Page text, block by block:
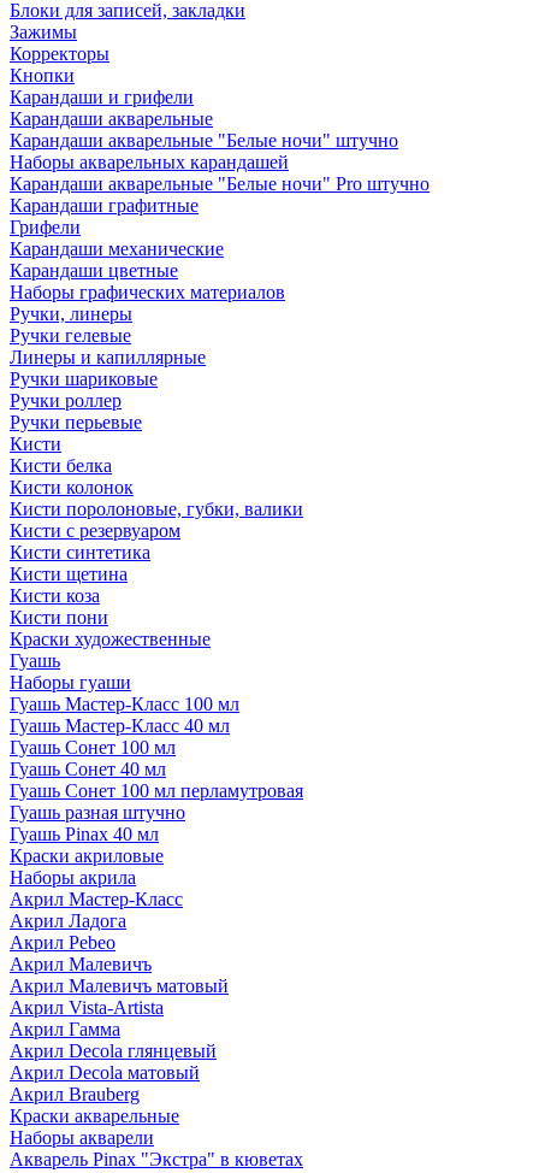
Блоки для записей, закладки
Зажимы
Корректоры
Кнопки
Карандаши и грифели
Карандаши акварельные
Карандаши акварельные "Белые ночи" штучно
Наборы акварельных карандашей
Карандаши акварельные "Белые ночи" Pro штучно
Карандаши графитные
Грифели
Карандаши механические
Карандаши цветные
Наборы графических материалов
Ручки, линеры
Ручки гелевые
Линеры и капиллярные
Ручки шариковые
Ручки роллер
Ручки перьевые
Кисти
Кисти белка
Кисти колонок
Кисти поролоновые, губки, валики
Кисти с резервуаром
Кисти синтетика
Кисти щетина
Кисти коза
Кисти пони
Краски художественные
Гуашь
Наборы гуаши
Гуашь Мастер-Класс 100 мл
Гуашь Мастер-Класс 40 мл
Гуашь Сонет 100 мл
Гуашь Сонет 40 мл
Гуашь Сонет 100 мл перламутровая
Гуашь разная штучно
Гуашь Pinax 40 мл
Краски акриловые
Наборы акрила
Акрил Мастер-Класс
Акрил Ладога
Акрил Pebeo
Акрил Малевичъ
Акрил Малевичъ матовый
Акрил Vista-Artista
Акрил Гамма
Акрил Decola глянцевый
Акрил Decola матовый
Акрил Brauberg
Краски акварельные
Наборы акварели
Акварель Pinax "Экстра" в кюветах